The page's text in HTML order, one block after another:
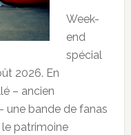
Week-
end
spécial
2026. En
– ancien
une bande de fanas
le patrimoine